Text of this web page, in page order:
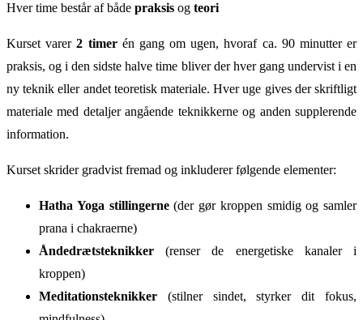
Hver time består af både praksis og teori
Kurset varer2 timerén gang om ugen, hvoraf ca. 90 minutter er
praksis, og i den sidste halve time bliver der hver gang undervist i en
ny teknik eller andet teoretisk materiale. Hver uge gives der skriftligt
materiale med detaljer angående teknikkerne og anden supplerende
information.
Kurset skrider gradvist fremad og inkluderer følgende elementer:
Hatha Yoga stillingerne(der gør kroppen smidig og samler
prana i chakraerne)
Åndedrætsteknikker (renser de energetiske kanaler i
kroppen)
Meditationsteknikker (stilner sindet, styrker dit fokus,